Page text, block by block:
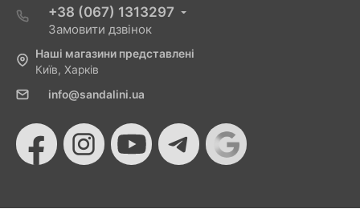
+38 (067) 1313297
Замовити дзвінок
Наші магазини представлені
Київ, Харків
info@sandalini.ua